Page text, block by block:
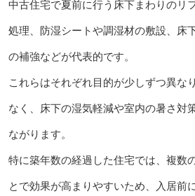
中古住宅で夏前に行う床下まわりのリ
処理、防湿シートや調湿材の敷設、床
の補強などが代表的です。
これらはそれぞれ目的が少しずつ異な
なく、床下の湿気軽減や室内の暑さ対
ながります。
特に築年数の経過した住宅では、複数
とで効果が高まりやすいため、入居前